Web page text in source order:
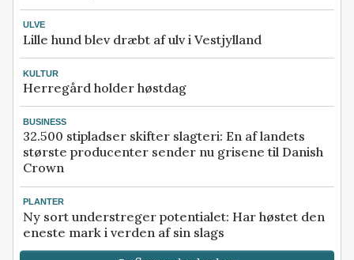
ULVE
Lille hund blev dræbt af ulv i Vestjylland
KULTUR
Herregård holder høstdag
BUSINESS
32.500 stipladser skifter slagteri: En af landets
største producenter sender nu grisene til Danish
Crown
PLANTER
Ny sort understreger potentialet: Har høstet den
eneste mark i verden af sin slags